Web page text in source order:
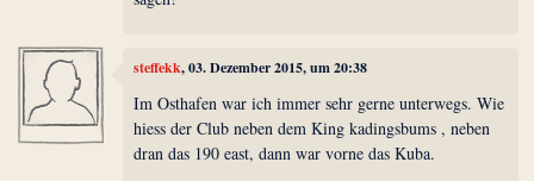
steffekk, 03. Dezember 2015, um 20:38
Im Osthafen war ich immer sehr gerne unterwegs. Wie
hiess der Club neben dem King kadingsbums , neben
dran das 190 east, dann war vorne das Kuba.